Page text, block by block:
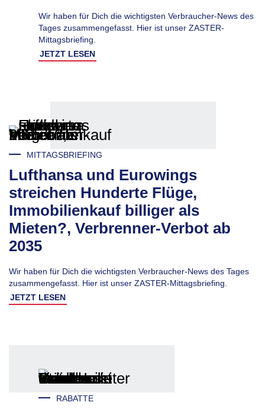
Wir haben für Dich die wichtigsten Verbraucher-News des
Tages zusammengefasst. Hier ist unser ZASTER-
Mittagsbriefing.
JETZT LESEN
MITTAGSBRIEFING
Lufthansa und Eurowings
streichen Hunderte Flüge,
Immobilienkauf billiger als
Mieten?, Verbrenner-Verbot ab
2035
Wir haben für Dich die wichtigsten Verbraucher-News des Tages
zusammengefasst. Hier ist unser ZASTER-Mittagsbriefing.
JETZT LESEN
RABATTE